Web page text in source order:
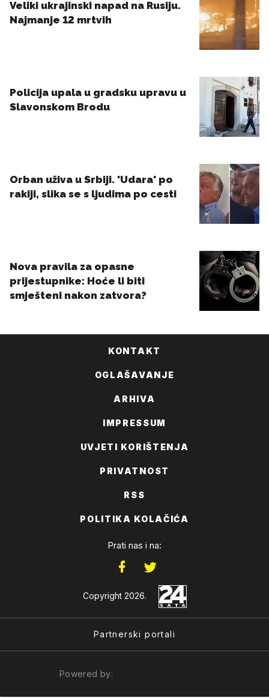
KONTAKT
OGLAŠAVANJE
ARHIVA
IMPRESSUM
UVJETI KORIŠTENJA
PRIVATNOST
RSS
POLITIKA KOLAČIĆA
Prati nas i na:
Copyright 2026.
Partnerski portali
Powered by: